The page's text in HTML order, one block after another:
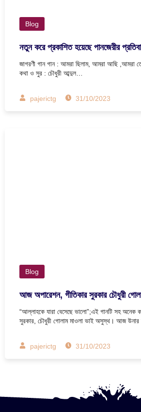
Blog
নতুন করে প্রকাশিত হয়েছে পানজেরীর
জাগরণী গান গান : আমরা ছিলাম, আমরা আছি ,আমরা
কথা ও সুর : চৌধুরী আব্দুল…
pajerictg 31/10/2023
Blog
আজ অপারেশন, গীতিকার সুরকার চৌধুরী
“আল্লাহকে যারা বেসেছে ভালো”;এই গানটি সহ অনেক
সুরকার, চৌধুরী গোলাম মাওলা ভাই অসুস্থ। আজ উনার
pajerictg 31/10/2023